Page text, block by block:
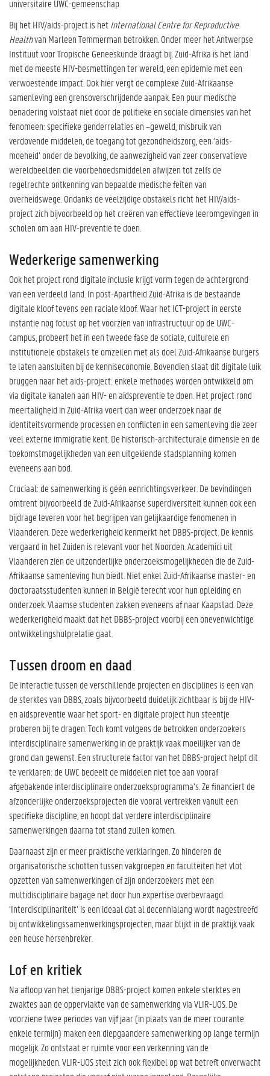
universitaire UWC-gemeenschap.
Bij het HIV/aids-project is hetInternational Centre for Reproductive
Healthvan Marleen Temmerman betrokken. Onder meer het Antwerpse
Instituut voor Tropische Geneeskunde draagt bij. Zuid-Afrika is het land
met de meeste HIV-besmettingen ter wereld, een epidemie met een
verwoestende impact. Ook hier vergt de complexe Zuid-Afrikaanse
samenleving een grensoverschrijdende aanpak. Een puur medische
benadering volstaat niet door de politieke en sociale dimensies van het
fenomeen: specifieke genderrelaties en –geweld, misbruik van
verdovende middelen, de toegang tot gezondheidszorg, een ‘aids-
moeheid’ onder de bevolking, de aanwezigheid van zeer conservatieve
wereldbeelden die voorbehoedsmiddelen afwijzen tot zelfs de
regelrechte ontkenning van bepaalde medische feiten van
overheidswege. Ondanks de veelzijdige obstakels richt het HIV/aids-
project zich bijvoorbeeld op het creëren van effectieve leeromgevingen in
scholen om aan HIV-preventie te doen.
Wederkerige samenwerking
Ook het project rond digitale inclusie krijgt vorm tegen de achtergrond
van een verdeeld land. In post-Apartheid Zuid-Afrika is de bestaande
digitale kloof tevens een raciale kloof. Waar het ICT-project in eerste
instantie nog focust op het voorzien van infrastructuur op de UWC-
campus, probeert het in een tweede fase de sociale, culturele en
institutionele obstakels te omzeilen met als doel Zuid-Afrikaanse burgers
te laten aansluiten bij de kenniseconomie. Bovendien slaat dit digitale luik
bruggen naar het aids-project: enkele methodes worden ontwikkeld om
via digitale kanalen aan HIV- en aidspreventie te doen. Het project rond
meertaligheid in Zuid-Afrika voert dan weer onderzoek naar de
identiteitsvormende processen en conflicten in een samenleving die zeer
veel externe immigratie kent. De historisch-architecturale dimensie en de
toekomstmogelijkheden van een uitgekiende stadsplanning komen
eveneens aan bod.
Cruciaal: de samenwerking is géén eenrichtingsverkeer. De bevindingen
omtrent bijvoorbeeld de Zuid-Afrikaanse superdiversiteit kunnen ook een
bijdrage leveren voor het begrijpen van gelijkaardige fenomenen in
Vlaanderen. Deze wederkerigheid kenmerkt het DBBS-project. De kennis
vergaard in het Zuiden is relevant voor het Noorden. Academici uit
Vlaanderen zien de uitzonderlijke onderzoeksmogelijkheden die de Zuid-
Afrikaanse samenleving hun biedt. Niet enkel Zuid-Afrikaanse master- en
doctoraatsstudenten kunnen in België terecht voor hun opleiding en
onderzoek. Vlaamse studenten zakken eveneens af naar Kaapstad. Deze
wederkerigheid maakt dat het DBBS-project voorbij een onevenwichtige
ontwikkelingshulprelatie gaat.
Tussen droom en daad
De interactie tussen de verschillende projecten en disciplines is een van
de sterktes van DBBS, zoals bijvoorbeeld duidelijk zichtbaar is bij de HIV-
en aidspreventie waar het sport- en digitale project hun steentje
proberen bij te dragen. Toch komt volgens de betrokken onderzoekers
interdisciplinaire samenwerking in de praktijk vaak moeilijker van de
grond dan gewenst. Een structurele factor van het DBBS-project helpt dit
te verklaren: de UWC bedeelt de middelen niet toe aan vooraf
afgebakende interdisciplinaire onderzoeksprogramma’s. Ze financiert de
afzonderlijke onderzoeksprojecten die vooral vertrekken vanuit een
specifieke discipline, en hoopt dat verdere interdisciplinaire
samenwerkingen daarna tot stand zullen komen.
Daarnaast zijn er meer praktische verklaringen. Zo hinderen de
organisatorische schotten tussen vakgroepen en faculteiten het vlot
opzetten van samenwerkingen of zijn onderzoekers met een
multidisciplinaire bagage net door hun expertise overbevraagd.
‘Interdisciplinariteit’ is een ideaal dat al decennialang wordt nagestreefd
bij ontwikkelingssamenwerkingsprojecten, maar blijkt in de praktijk vaak
een heuse hersenbreker.
Lof en kritiek
Na afloop van het tienjarige DBBS-project komen enkele sterktes en
zwaktes aan de oppervlakte van de samenwerking via VLIR-UOS. De
voorziene twee periodes van vijf jaar (in plaats van de meer courante
enkele termijn) maken een diepgaandere samenwerking op lange termijn
mogelijk. Zo ontstaat er ruimte voor een verkenning van de
mogelijkheden. VLIR-UOS stelt zich ook flexibel op wat betreft onverwacht